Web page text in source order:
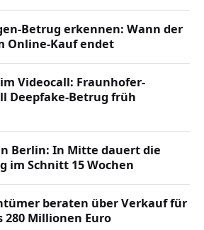
Betrug erkennen: Wann der
Online-Kauf endet
Videocall: Fraunhofer-
Deepfake-Betrug früh
Berlin: In Mitte dauert die
im Schnitt 15 Wochen
beraten über Verkauf für
280 Millionen Euro